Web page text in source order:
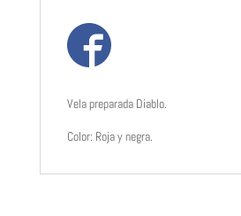
Vela preparada Diablo.
Color: Roja y negra.